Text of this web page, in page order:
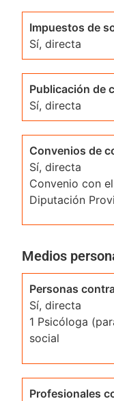
Impuestos de
Sí, directa
Publicación de
Sí, directa
Convenios de
Sí, directa
Convenio con
Diputación
Medios
Personas
Sí, directa
1 Psicóloga
social
Profesionales